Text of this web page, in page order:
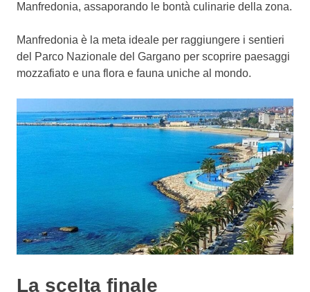
Manfredonia, assaporando le bontà culinarie della zona.
Manfredonia è la meta ideale per raggiungere i sentieri
del Parco Nazionale del Gargano per scoprire paesaggi
mozzafiato e una flora e fauna uniche al mondo.
La scelta finale